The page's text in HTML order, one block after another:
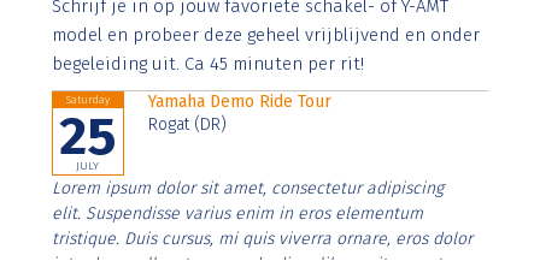
imperdiet. Nunc ut sem vitae risus tristique posuere.
Schrijf je in op jouw favoriete schakel- of Y-AMT
model en probeer deze geheel vrijblijvend en onder
begeleiding uit. Ca 45 minuten per rit!
Saturday
25
JULY
Yamaha Demo Ride Tour
Rogat (DR)
Lorem ipsum dolor sit amet, consectetur adipiscing
elit. Suspendisse varius enim in eros elementum
tristique. Duis cursus, mi quis viverra ornare, eros dolor
interdum nulla, ut commodo diam libero vitae erat.